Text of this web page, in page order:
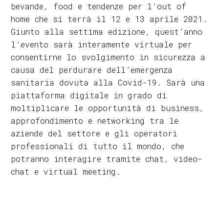
bevande, food e tendenze per l’out of
home che si terrà il 12 e 13 aprile 2021.
Giunto alla settima edizione, quest’anno
l’evento sarà interamente virtuale per
consentirne lo svolgimento in sicurezza a
causa del perdurare dell’emergenza
sanitaria dovuta alla Covid-19. Sarà una
piattaforma digitale in grado di
moltiplicare le opportunità di business,
approfondimento e networking tra le
aziende del settore e gli operatori
professionali di tutto il mondo, che
potranno interagire tramite chat, video-
chat e virtual meeting.